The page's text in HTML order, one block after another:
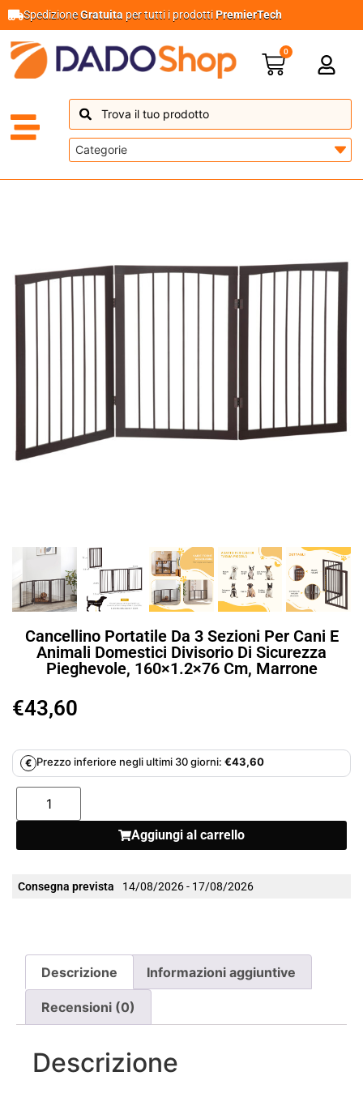
SpedizioneGratuita per tutti i prodottiPremierTech
0
Cancellino Portatile Da 3 Sezioni Per Cani E
Animali Domestici Divisorio Di Sicurezza
Pieghevole, 160×1.2×76 Cm, Marrone
€43,60
€ Prezzo inferiore negli ultimi 30 giorni: €43,60
Aggiungi al carrello
Consegna prevista 14/08/2026 - 17/08/2026
Descrizione Informazioni aggiuntive
Recensioni (0)
Descrizione